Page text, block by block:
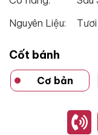
Nguyên Liệu:
Cốt bánh
Cơ bản